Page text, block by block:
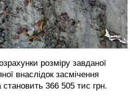
розміру завданої
внаслідок засмічення
366 505 тис грн.